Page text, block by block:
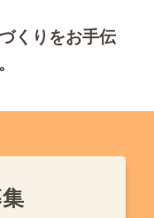
くりをお手伝